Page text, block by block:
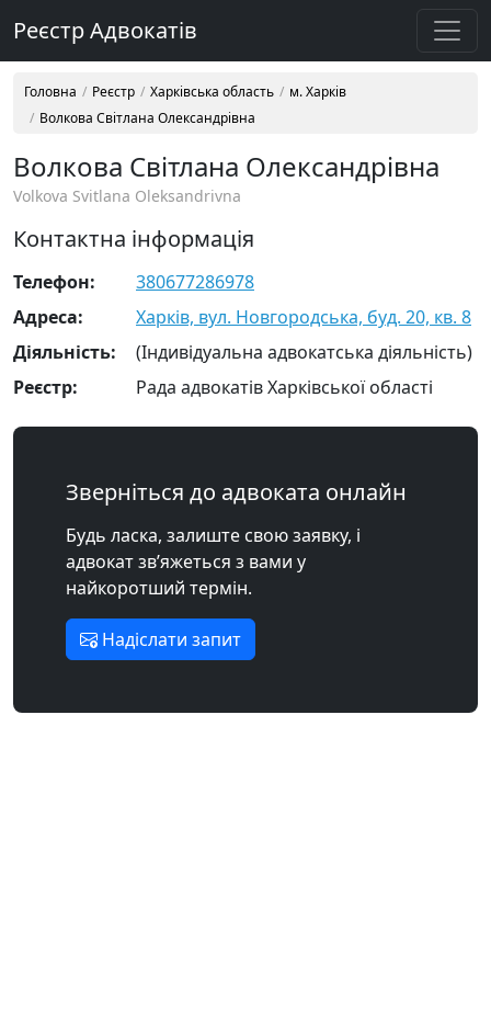
Реєстр Адвокатів
Головна Реєстр Харківська область
м. Харків
Волкова Світлана Олександрівна
Волкова Світлана Олександрівна
Volkova Svitlana Oleksandrivna
Контактна інформація
Телефон:
380677286978
Адреса:
Харків, вул. Новгородська, буд. 20, кв. 8
Діяльність:
(Індивідуальна адвокатська діяльність)
Реєстр:
Рада адвокатів Харківської області
Зверніться до адвоката онлайн
Будь ласка, залиште свою заявку, і
адвокат зв’яжеться з вами у
найкоротший термін.
Надіслати запит